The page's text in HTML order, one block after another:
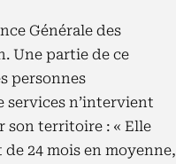
Générale des
Une partie de ce
personnes
services n’intervient
son territoire : « Elle
24 mois en moyenne,